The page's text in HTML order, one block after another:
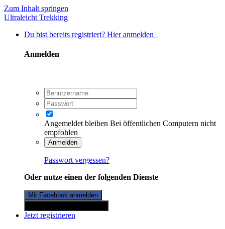
Zum Inhalt springen
Ultraleicht Trekking
Du bist bereits registriert? Hier anmelden
Anmelden
Angemeldet bleiben Bei öffentlichen Computern nicht
empfohlen
Anmelden
Passwort vergessen?
Oder nutze einen der folgenden Dienste
Mit Facebook anmelden
Jetzt registrieren